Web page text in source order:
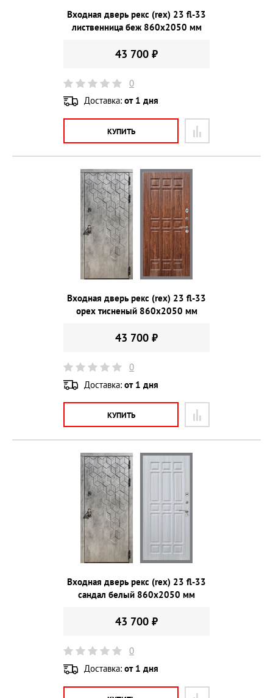
Входная дверь рекс (rex) 23 fl-33
лиственница беж 860х2050 мм
43 700 ₽
0
Доставка: от 1 дня
КУПИТЬ
Входная дверь рекс (rex) 23 fl-33
орех тисненый 860х2050 мм
43 700 ₽
0
Доставка: от 1 дня
КУПИТЬ
Входная дверь рекс (rex) 23 fl-33
сандал белый 860х2050 мм
43 700 ₽
0
Доставка: от 1 дня